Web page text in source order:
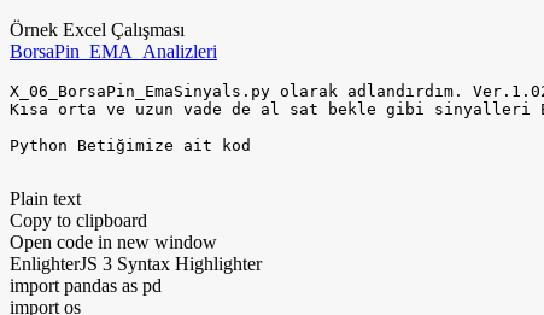
Örnek Excel Çalışması
BorsaPin_EMA_Analizleri
X_06_BorsaPin_EmaSinyals.py olarak adlandırdım.
Kısa orta ve uzun vade de al sat bekle gibi sinyalleri
Python Betiğimize ait kod
Plain text
Copy to clipboard
Open code in new window
EnlighterJS 3 Syntax Highlighter
import pandas as pd
import os